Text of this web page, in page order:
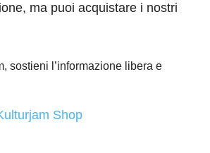
ma puoi acquistare i nostri
sostieni l’informazione libera e
Shop